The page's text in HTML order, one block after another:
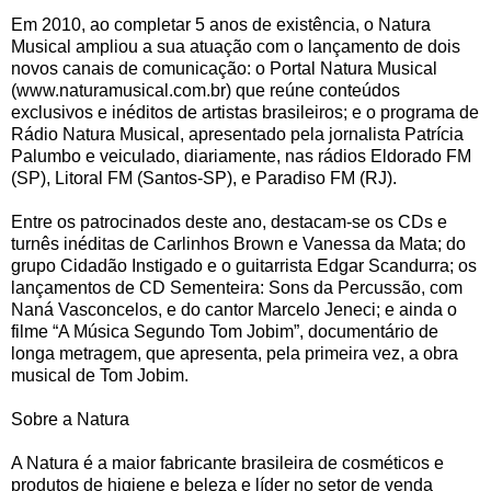
Em 2010, ao completar 5 anos de existência, o Natura
Musical ampliou a sua atuação com o lançamento de dois
novos canais de comunicação: o Portal Natura Musical
(www.naturamusical.com.br) que reúne conteúdos
exclusivos e inéditos de artistas brasileiros; e o programa de
Rádio Natura Musical, apresentado pela jornalista Patrícia
Palumbo e veiculado, diariamente, nas rádios Eldorado FM
(SP), Litoral FM (Santos-SP), e Paradiso FM (RJ).
Entre os patrocinados deste ano, destacam-se os CDs e
turnês inéditas de Carlinhos Brown e Vanessa da Mata; do
grupo Cidadão Instigado e o guitarrista Edgar Scandurra; os
lançamentos de CD Sementeira: Sons da Percussão, com
Naná Vasconcelos, e do cantor Marcelo Jeneci; e ainda o
filme “A Música Segundo Tom Jobim”, documentário de
longa metragem, que apresenta, pela primeira vez, a obra
musical de Tom Jobim.
Sobre a Natura
A Natura é a maior fabricante brasileira de cosméticos e
produtos de higiene e beleza e líder no setor de venda